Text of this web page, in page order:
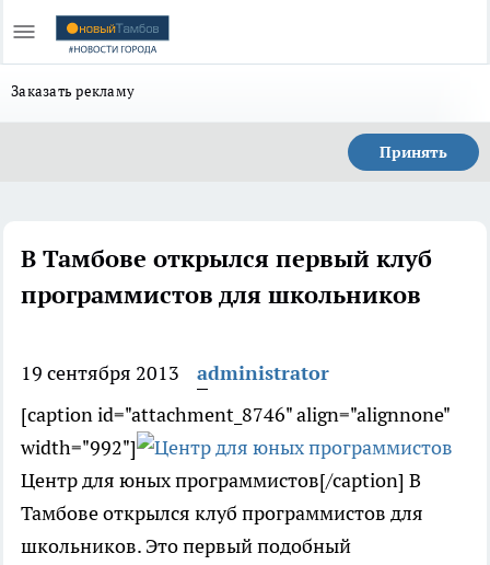
Заказать рекламу
Принять
В Тамбове открылся первый клуб
программистов для школьников
19 сентября 2013
administrator
[caption id="attachment_8746" align="alignnone"
width="992"]
Центр для юных программистов[/caption] В
Тамбове открылся клуб программистов для
школьников. Это первый подобный